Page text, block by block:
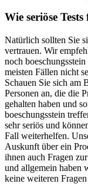
Wie seriöse
Natürlich sollten Sie
vertrauen. Wir
noch
meisten Fällen nicht
Schauen Sie sich am
Personen an, die die
gehalten haben und
boeschungsstein
sehr seriös und
Fall weiterhelfen.
Auskunft über ein
ihnen auch Fragen
und allgemein haben
keine weiteren